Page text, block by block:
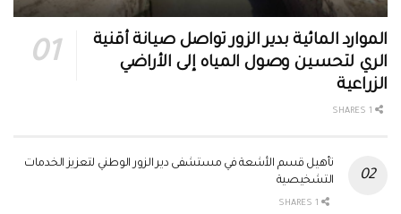
الموارد المائية بدير الزور تواصل صيانة أقنية
الري لتحسين وصول المياه إلى الأراضي
الزراعية
تأهيل قسم الأشعة في مستشفى دير الزور الوطني لتعزيز الخدمات
التشخيصية